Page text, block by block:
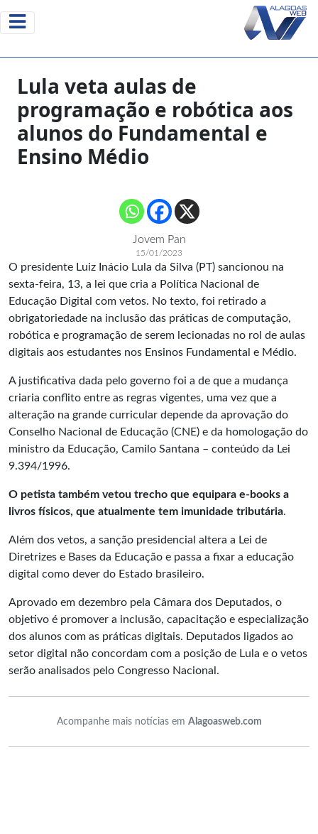
Lula veta aulas de
programação e robótica aos
alunos do Fundamental e
Ensino Médio
Jovem Pan
15/01/2023
O presidente Luiz Inácio Lula da Silva (PT) sancionou na
sexta-feira, 13, a lei que cria a Política Nacional de
Educação Digital com vetos. No texto, foi retirado a
obrigatoriedade na inclusão das práticas de computação,
robótica e programação de serem lecionadas no rol de aulas
digitais aos estudantes nos Ensinos Fundamental e Médio.
A justificativa dada pelo governo foi a de que a mudança
criaria conflito entre as regras vigentes, uma vez que a
alteração na grande curricular depende da aprovação do
Conselho Nacional de Educação (CNE) e da homologação do
ministro da Educação, Camilo Santana – conteúdo da Lei
9.394/1996.
O petista também vetou trecho que equipara e-books a
livros físicos, que atualmente tem imunidade tributária.
Além dos vetos, a sanção presidencial altera a Lei de
Diretrizes e Bases da Educação e passa a fixar a educação
digital como dever do Estado brasileiro.
Aprovado em dezembro pela Câmara dos Deputados, o
objetivo é promover a inclusão, capacitação e especialização
dos alunos com as práticas digitais. Deputados ligados ao
setor digital não concordam com a posição de Lula e o vetos
serão analisados pelo Congresso Nacional.
Acompanhe mais notícias em Alagoasweb.com